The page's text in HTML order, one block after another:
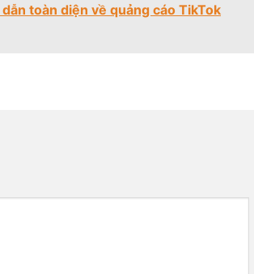
toàn diện về quảng cáo TikTok